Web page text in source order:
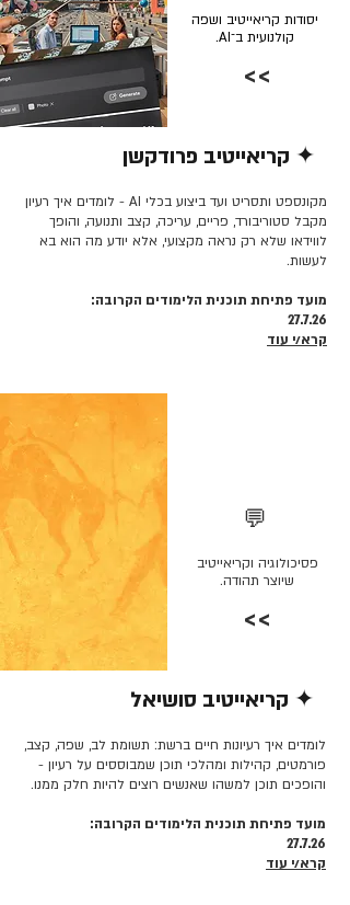
יסודות קריאייטיב ושפה
קולנועית ב־AI.
>>
✦ קריאייטיב פרודקשן
מקונספט ותסריט ועד ביצוע בכלי AI - לומדים איך רעיון
מקבל סטוריבורד, פריים, עריכה, קצב ותנועה, והופך
לווידאו שלא רק נראה מקצועי, אלא יודע מה הוא בא
לעשות.
מועד פתיחת תוכנית הלימודים הקרובה:
27.7.26
קרא/י עוד
💬
פסיכולוגיה וקריאייטיב
שיוצר תהודה.
>>
✦ קריאייטיב סושיאל
לומדים איך רעיונות חיים ברשת: תשומת לב, שפה, קצב,
פורמטים, קהילות ומהלכי תוכן שמבוססים על רעיון -
והופכים תוכן למשהו שאנשים רוצים להיות חלק ממנו.
מועד פתיחת תוכנית הלימודים הקרובה:
27.7.26
קרא/י עוד